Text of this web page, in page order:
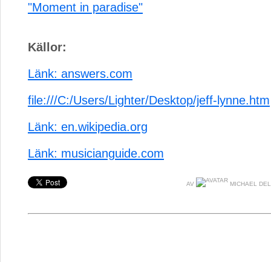
"Moment in paradise"
Källor:
Länk: answers.com
file:///C:/Users/Lighter/Desktop/jeff-lynne.htm
Länk: en.wikipedia.org
Länk: musicianguide.com
AV MICHAEL